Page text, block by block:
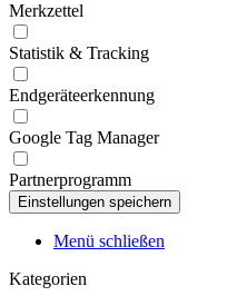
Merkzettel
Statistik & Tracking
Endgeräteerkennung
Google Tag Manager
Partnerprogramm
Menü schließen
Kategorien